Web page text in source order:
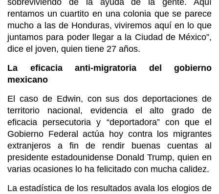
sobreviviendo de la ayuda de la gente. Aquí
rentamos un cuartito en una colonia que se parece
mucho a las de Honduras, viviremos aquí en lo que
juntamos para poder llegar a la Ciudad de México”,
dice el joven, quien tiene 27 años.
La eficacia anti-migratoria del gobierno
mexicano
El caso de Edwin, con sus dos deportaciones de
territorio nacional, evidencia el alto grado de
eficacia persecutoria y “deportadora” con que el
Gobierno Federal actúa hoy contra los migrantes
extranjeros a fin de rendir buenas cuentas al
presidente estadounidense Donald Trump, quien en
varias ocasiones lo ha felicitado con mucha calidez.
La estadística de los resultados avala los elogios de